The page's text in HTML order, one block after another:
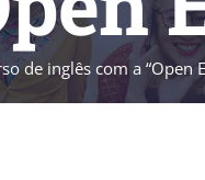
de inglês com a “Open